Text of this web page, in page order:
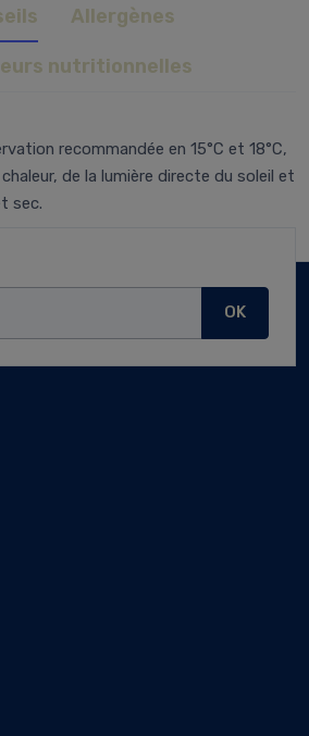
Allergènes
nutritionnelles
recommandée en 15°C et 18°C,
de la lumière directe du soleil et
sec.
OK